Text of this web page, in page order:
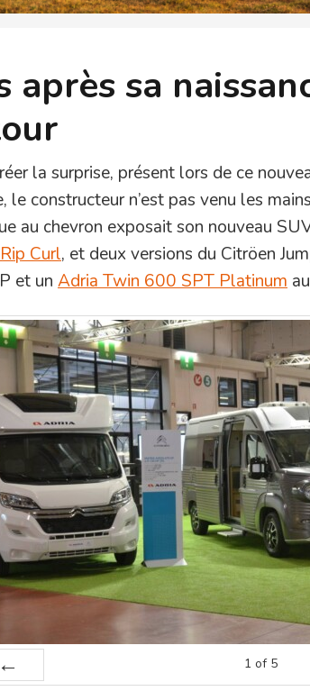
après sa
la surprise, présent lors de ce
le constructeur n’est pas venu les
au chevron exposait son nouveau
Curl, et deux versions du Citröen
et un Adria Twin 600 SPT Platinum
1 of 5